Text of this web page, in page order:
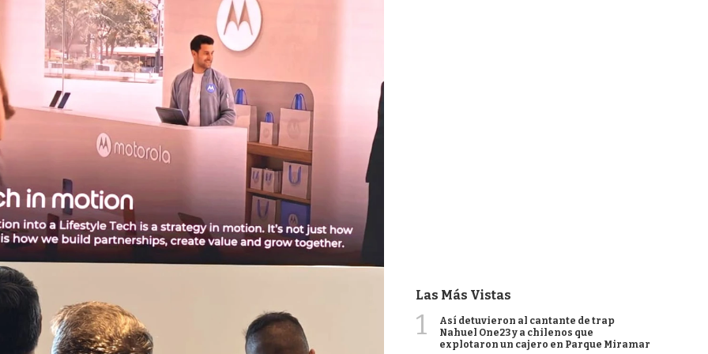
Las Más Vistas
1
Así detuvieron al cantante de trap
Nahuel One23 y a chilenos que
explotaron un cajero en Parque Miramar